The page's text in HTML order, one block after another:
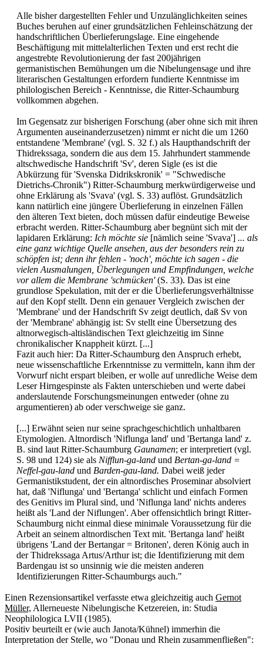
Alle bisher dargestellten Fehler und Unzulänglichkeiten seines
Buches beruhen auf einer grundsätzlichen Fehleinschätzung der
handschriftlichen Überlieferungslage. Eine eingehende
Beschäftigung mit mittelalterlichen Texten und erst recht die
angestrebte Revolutionierung der fast 200jährigen
germanistischen Bemühungen um die Nibelungensage und ihre
literarischen Gestaltungen erfordern fundierte Kenntnisse im
philologischen Bereich - Kenntnisse, die Ritter-Schaumburg
vollkommen abgehen.
Im Gegensatz zur bisherigen Forschung (aber ohne sich mit ihren
Argumenten auseinanderzusetzen) nimmt er nicht die um 1260
entstandene 'Membrane' (vgl. S. 32 f.) als Haupthandschrift der
Thidrekssaga, sondern die aus dem 15. Jahrhundert stammende
altschwedische Handschrift 'Sv', deren Sigle (es ist die
Abkürzung für 'Svenska Didrikskronik' = "Schwedische
Dietrichs-Chronik") Ritter-Schaumburg merkwürdigerweise und
ohne Erklärung als 'Svava' (vgl. S. 33) auflöst. Grundsätzlich
kann natürlich eine jüngere Überlieferung in einzelnen Fällen
den älteren Text bieten, doch müssen dafür eindeutige Beweise
erbracht werden. Ritter-Schaumburg aber begnünt sich mit der
lapidaren Erklärung: Ich möchte sie [nämlich seine 'Svava'] ... als
eine ganz wichtige Quelle ansehen, aus der besonders rein zu
schöpfen ist; denn ihr fehlen - 'noch', möchte ich sagen - die
vielen Ausmalungen, Überlegungen und Empfindungen, welche
vor allem die Membrane 'schmücken'(S. 33). Das ist eine
grundlose Spekulation, mit der er die Überlieferungsverhältnisse
auf den Kopf stellt. Denn ein genauer Vergleich zwischen der
'Membrane' und der Handschrift Sv zeigt deutlich, daß Sv von
der 'Membrane' abhängig ist: Sv stellt eine Übersetzung des
altnorwegisch-altisländischen Text gleichzeitig im Sinne
chronikalischer Knappheit kürzt. [...]
Fazit auch hier: Da Ritter-Schaumburg den Anspruch erhebt,
neue wissenschaftliche Erkenntnisse zu vermitteln, kann ihm der
Vorwurf nicht erspart bleiben, er wolle auf unredliche Weise dem
Leser Hirngespinste als Fakten unterschieben und werte dabei
anderslautende Forschungsmeinungen entweder (ohne zu
argumentieren) ab oder verschweige sie ganz.
[...] Erwähnt seien nur seine sprachgeschichtlich unhaltbaren
Etymologien. Altnordisch 'Niflunga land' und 'Bertanga land' z.
B. sind laut Ritter-Schaumburg Gaunamen; er interpretiert (vgl.
S. 98 und 124) sie als Nifflun-ga-land und Bertan-ga-land =
Neffel-gau-land und Barden-gau-land. Dabei weiß jeder
Germanistikstudent, der ein altnordisches Proseminar absolviert
hat, daß 'Niflunga' und 'Bertanga' schlicht und einfach Formen
des Genitivs im Plural sind, und 'Niflunga land' nichts anderes
heißt als 'Land der Niflungen'. Aber offensichtlich bringt Ritter-
Schaumburg nicht einmal diese minimale Voraussetzung für die
Arbeit an seinem altnordischen Text mit. 'Bertanga land' heißt
übrigens 'Land der Bertangar = Britonen', deren König auch in
der Thidrekssaga Artus/Arthur ist; die Identifizierung mit dem
Bardengau ist so unsinnig wie die meisten anderen
Identifizierungen Ritter-Schaumburgs auch."​
Einen Rezensionsartikel verfasste etwa gleichzeitig auch Gernot
Müller, Allerneueste Nibelungische Ketzereien, in: Studia
Neophilologica LVII (1985).
Positiv beurteilt er (wie auch Janota/Kühnel) immerhin die
Interpretation der Stelle, wo "Donau und Rhein zusammenfließen":